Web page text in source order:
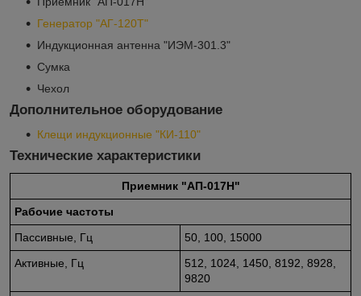
Генератор "АГ-120Т"
Индукционная антенна "ИЭМ-301.3"
Сумка
Чехол
Дополнительное оборудование
Клещи индукционные "КИ-110"
Технические характеристики
Приемник "АП-017Н"
Рабочие частоты
Пассивные, Гц
50, 100, 15000
Активные, Гц
512, 1024, 1450, 8192, 8928,
9820